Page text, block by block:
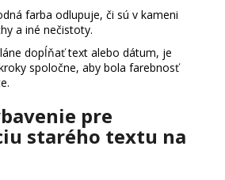
farba odlupuje, či sú v kameni
a iné nečistoty.
dopĺňať text alebo dátum, je
spoločne, aby bola farebnosť
pre
starého textu na